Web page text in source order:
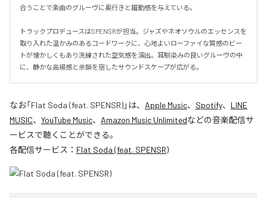
合うことで楽曲のグルーヴに奥行きと躍動感を与えている。
トラックプロデュースはSPENSRが担当。ジャズやネオソウルのエッセンスを
取り入れた温かみのあるコードワークに、心地よいローファイな質感のビー
トが懐かしくもあり洗練された空気感を演出。耳馴染みの良いグルーヴの中
に、静かな高揚感と余韻を宿したサウンドスケープが広がる。
なお「Flat Soda (feat. SPENSR)」は、 Apple Music、 Spotify、 LINE
MUSIC、 YouTube Music、 Amazon Music Unlimitedなどの音楽配信サ
ービスで聴くことができる。
各配信サービス： Flat Soda (feat. SPENSR)